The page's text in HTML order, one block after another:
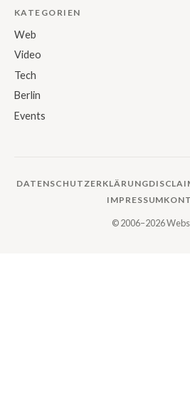
KATEGORIEN
Web
Video
Tech
Berlin
Events
DATENSCHUTZERKLÄRUNG
IMPRESSUM
© 2006–2026